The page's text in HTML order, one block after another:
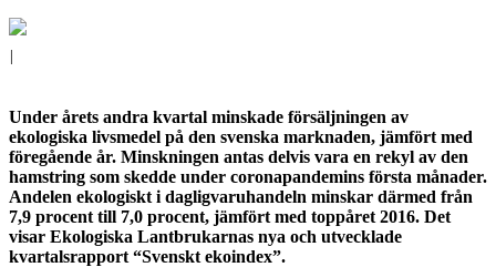
|
Under årets andra kvartal minskade försäljningen av
ekologiska livsmedel på den svenska marknaden, jämfört med
föregående år. Minskningen antas delvis vara en rekyl av den
hamstring som skedde under coronapandemins första månader.
Andelen ekologiskt i dagligvaruhandeln minskar därmed från
7,9 procent till 7,0 procent, jämfört med toppåret 2016. Det
visar Ekologiska Lantbrukarnas nya och utvecklade
kvartalsrapport “Svenskt ekoindex”.